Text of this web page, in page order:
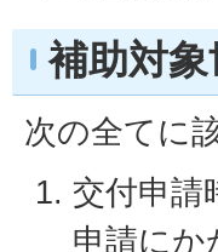
補助対
次の全てに
交付申請
申請にか